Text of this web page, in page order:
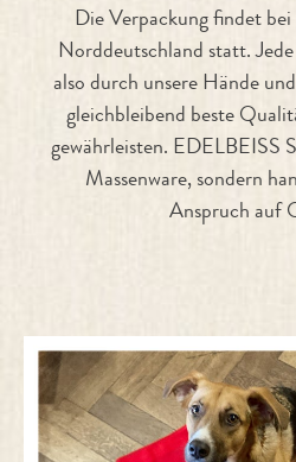
Die Verpackung findet
Norddeutschland statt.
also durch unsere Hände
gleichbleibend beste
gewährleisten. EDELBEISS
Massenware, sondern
Anspruch auf